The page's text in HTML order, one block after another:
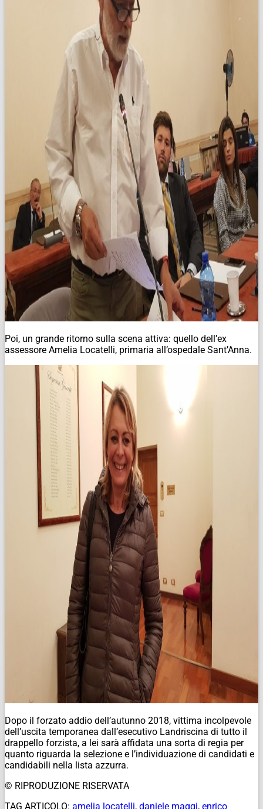
Poi, un grande ritorno sulla scena attiva: quello dell’ex
assessore Amelia Locatelli, primaria all’ospedale Sant’Anna.
Dopo il forzato addio dell’autunno 2018, vittima incolpevole
dell’uscita temporanea dall’esecutivo Landriscina di tutto il
drappello forzista, a lei sarà affidata una sorta di regia per
quanto riguarda la selezione e l’individuazione di candidati e
candidabili nella lista azzurra.
© RIPRODUZIONE RISERVATA
TAG ARTICOLO: amelia locatelli, daniele maggi, enrico